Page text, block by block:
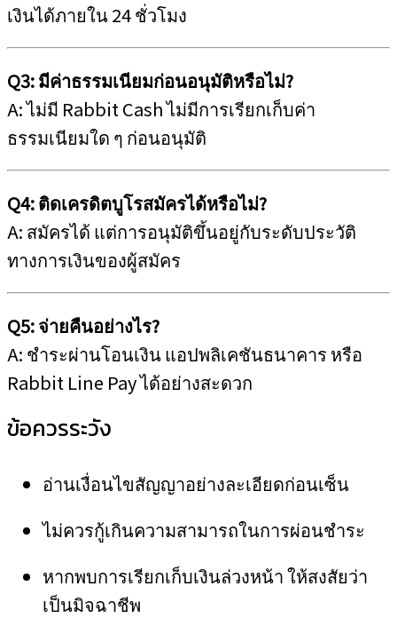
เงินได้ภายใน 24 ชั่วโมง
Q3: มีค่าธรรมเนียมก่อนอนุมัติหรือไม่?
A: ไม่มี Rabbit Cash ไม่มีการเรียกเก็บค่า
ธรรมเนียมใด ๆ ก่อนอนุมัติ
Q4: ติดเครดิตบูโรสมัครได้หรือไม่?
A: สมัครได้ แต่การอนุมัติขึ้นอยู่กับระดับประวัติ
ทางการเงินของผู้สมัคร
Q5: จ่ายคืนอย่างไร?
A: ชำระผ่านโอนเงิน แอปพลิเคชันธนาคาร หรือ
Rabbit Line Pay ได้อย่างสะดวก
ข้อควรระวัง
อ่านเงื่อนไขสัญญาอย่างละเอียดก่อนเซ็น
ไม่ควรกู้เกินความสามารถในการผ่อนชำระ
หากพบการเรียกเก็บเงินล่วงหน้า ให้สงสัยว่า
เป็นมิจฉาชีพ